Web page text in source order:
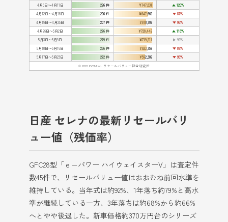
4月5日〜4月11日
226 件 ¥747,831
▲ 120%
4月12日〜4月18日
206 件 ¥647,669
▼ 87%
4月19日〜4月25日
207 件 ¥618,792
▼ 96%
4月26日〜5月2日
276 件 ¥728,442
▲ 118%
5月3日〜5月9日
279 件 ¥719,211
▶ 99%
5月10日〜5月16日
266 件 ¥623,759
▼ 87%
5月17日〜5月23日
272 件 ¥592,389
▼ 95%
© 2026 IDOM Inc. リセールバリュー総合研究所
日産 セレナの最新リセールバリ
ュー値（残価率）
GFC28型「ｅ−パワー ハイウェイスターV」は査定件
数45件で、リセールバリュー値はおおむね前回水準を
維持している。当年式は約92%、1年落ち約79%と高水
準が継続している一方、3年落ちは約68%から約66%
へとやや後退した。新車価格約370万円台のシリーズ